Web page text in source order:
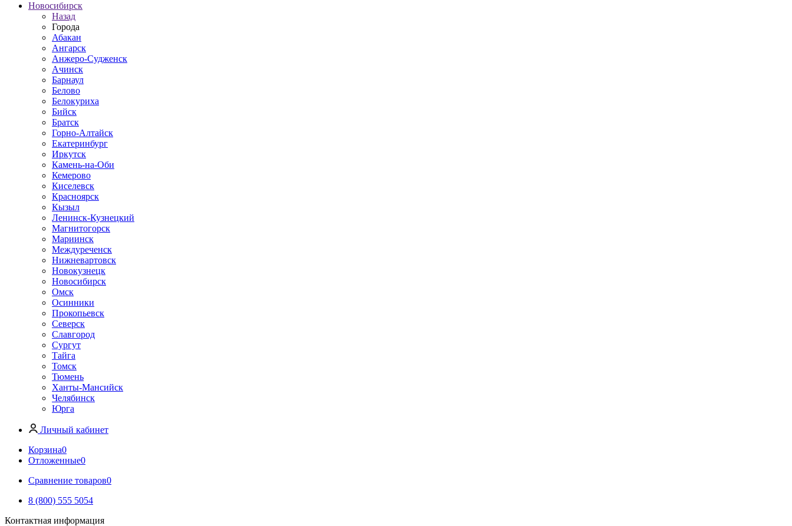
Новосибирск
Назад
Города
Абакан
Ангарск
Анжеро-Судженск
Ачинск
Барнаул
Белово
Белокуриха
Бийск
Братск
Горно-Алтайск
Екатеринбург
Иркутск
Камень-на-Оби
Кемерово
Киселевск
Красноярск
Кызыл
Ленинск-Кузнецкий
Магнитогорск
Мариинск
Междуреченск
Нижневартовск
Новокузнецк
Новосибирск
Омск
Осинники
Прокопьевск
Северск
Славгород
Сургут
Тайга
Томск
Тюмень
Ханты-Мансийск
Челябинск
Юрга
Личный кабинет
Корзина0
Отложенные0
Сравнение товаров0
8 (800) 555 5054
Контактная информация